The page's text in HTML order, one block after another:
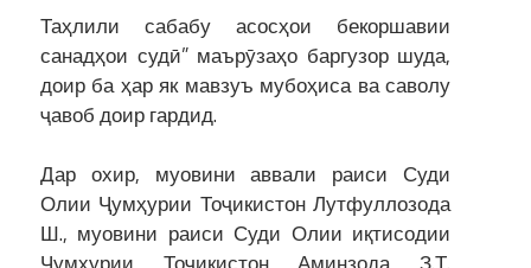
Таҳлили сабабу асосҳои бекоршавии
санадҳои судӣ” маърӯзаҳо баргузор шуда,
доир ба ҳар як мавзуъ мубоҳиса ва саволу
ҷавоб доир гардид.
Дар охир, муовини аввали раиси Суди
Олии Ҷумҳурии Тоҷикистон Лутфуллозода
Ш., муовини раиси Суди Олии иқтисодии